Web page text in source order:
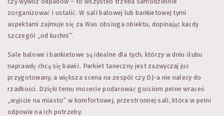
zorganizować i ustalić. W sali balowej lub bankietowej tymi
aspektami zajmuje się za Was obsługa obiektu, dopinając każdy
szczegół „od kuchni”.
Sale balowe i bankietowe są idealne dla tych, którzy w dniu ślubu
naprawdę chcą się bawić. Parkiet taneczny jest zazwyczaj już
przygotowany, a większa scena na zespół czy DJ-a nie należy do
rzadkości. Dzięki temu możecie podarować gościom pełne wrażeń
„wyjście na miasto” w komfortowej, przestronnej sali, która w pełni
odpowie na ich potrzeby.